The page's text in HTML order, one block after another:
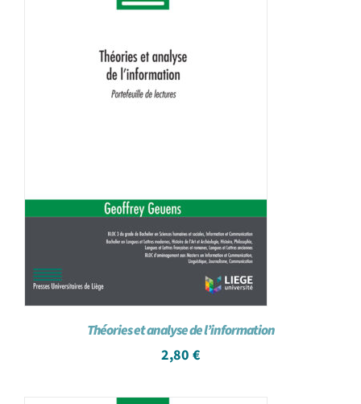
Théories et analyse de l’information
2,80 €